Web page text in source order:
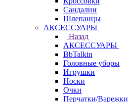
Сандалии
Шлепанцы
АКСЕССУАРЫ
Назад
АКСЕССУАРЫ
BbTalkin
Головные уборы
Игрушки
Носки
Очки
Перчатки/Варежки